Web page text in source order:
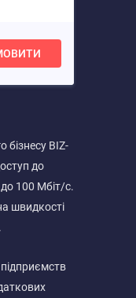
бізнесу BIZ-
до
100 Мбіт/с.
швидкості